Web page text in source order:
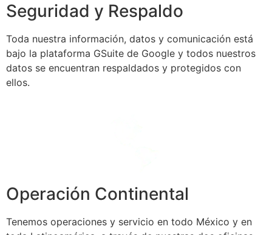
Seguridad y Respaldo
Toda nuestra información, datos y comunicación está
bajo la plataforma GSuite de Google y todos nuestros
datos se encuentran respaldados y protegidos con
ellos.
Operación Continental
Tenemos operaciones y servicio en todo México y en